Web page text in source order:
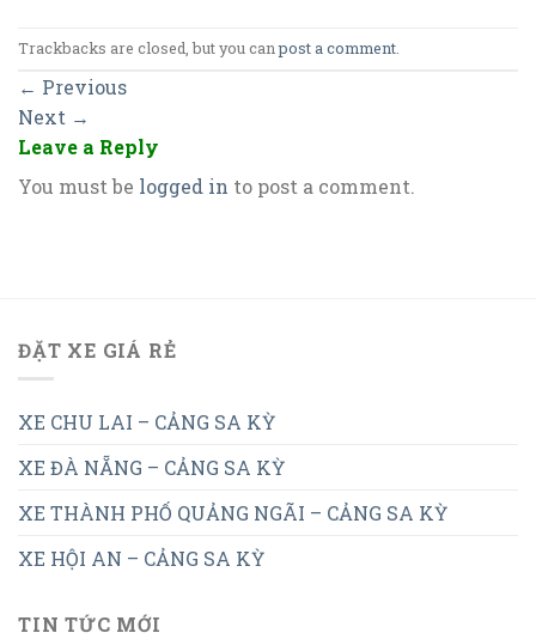
Trackbacks are closed, but you canpost a comment
← Previous
Next →
Leave a Reply
You must be logged in to post a comment.
ĐẶT XE GIÁ RẺ
XE CHU LAI – CẢNG SA KỲ
XE ĐÀ NẴNG – CẢNG SA KỲ
XE THÀNH PHỐ QUẢNG NGÃI – CẢNG SA KỲ
XE HỘI AN – CẢNG SA KỲ
TIN TỨC MỚI